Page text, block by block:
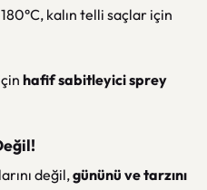
kalın telli saçlar için
hafif sabitleyici sprey
değil,gününü ve tarzını